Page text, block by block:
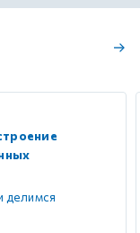
делимся